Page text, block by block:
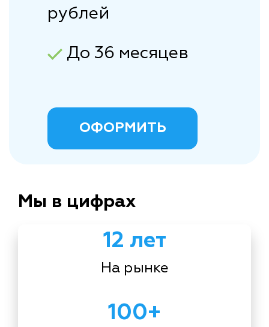
рублей
До 36 месяцев
ОФОРМИТЬ
Мы в цифрах
12 лет
На рынке
100+